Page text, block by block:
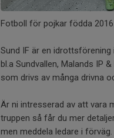
Fotboll för pojkar födda
Sund IF är en
bl.a Sundvallen, Malands IP
som drivs av många drivna
Är ni intresserad av att vara
truppen så får du mer
men meddela ledare i förväg.